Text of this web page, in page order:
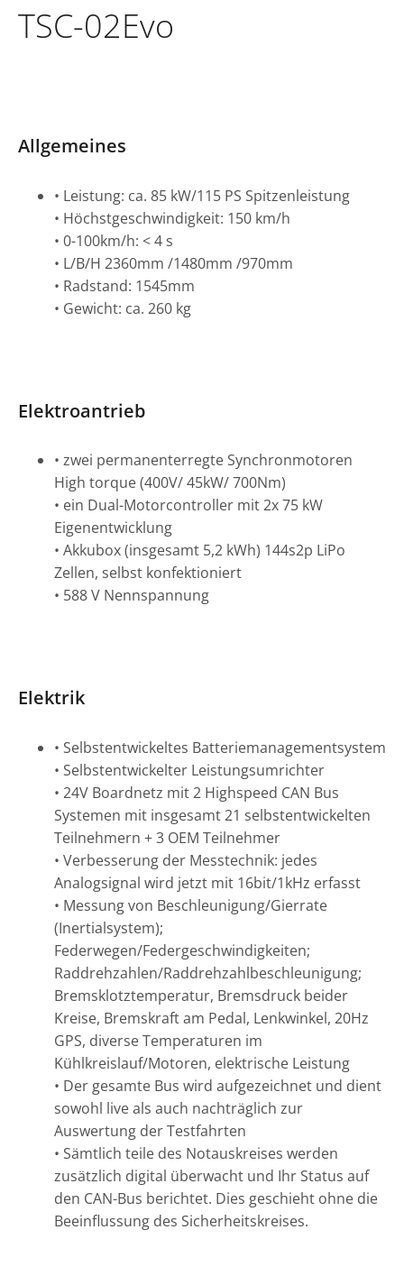
TSC-02Evo
Allgemeines
• Leistung: ca. 85 kW/115 PS Spitzenleistung
• Höchstgeschwindigkeit: 150 km/h
• 0-100km/h: < 4 s
• L/B/H 2360mm /1480mm /970mm
• Radstand: 1545mm
• Gewicht: ca. 260 kg
Elektroantrieb
• zwei permanenterregte Synchronmotoren
High torque (400V/ 45kW/ 700Nm)
• ein Dual-Motorcontroller mit 2x 75 kW
Eigenentwicklung
• Akkubox (insgesamt 5,2 kWh) 144s2p LiPo
Zellen, selbst konfektioniert
• 588 V Nennspannung
Elektrik
• Selbstentwickeltes Batteriemanagementsystem
• Selbstentwickelter Leistungsumrichter
• 24V Boardnetz mit 2 Highspeed CAN Bus
Systemen mit insgesamt 21 selbstentwickelten
Teilnehmern + 3 OEM Teilnehmer
• Verbesserung der Messtechnik: jedes
Analogsignal wird jetzt mit 16bit/1kHz erfasst
• Messung von Beschleunigung/Gierrate
(Inertialsystem);
Federwegen/Federgeschwindigkeiten;
Raddrehzahlen/Raddrehzahlbeschleunigung;
Bremsklotztemperatur, Bremsdruck beider
Kreise, Bremskraft am Pedal, Lenkwinkel, 20Hz
GPS, diverse Temperaturen im
Kühlkreislauf/Motoren, elektrische Leistung
• Der gesamte Bus wird aufgezeichnet und dient
sowohl live als auch nachträglich zur
Auswertung der Testfahrten
• Sämtlich teile des Notauskreises werden
zusätzlich digital überwacht und Ihr Status auf
den CAN-Bus berichtet. Dies geschieht ohne die
Beeinflussung des Sicherheitskreises.